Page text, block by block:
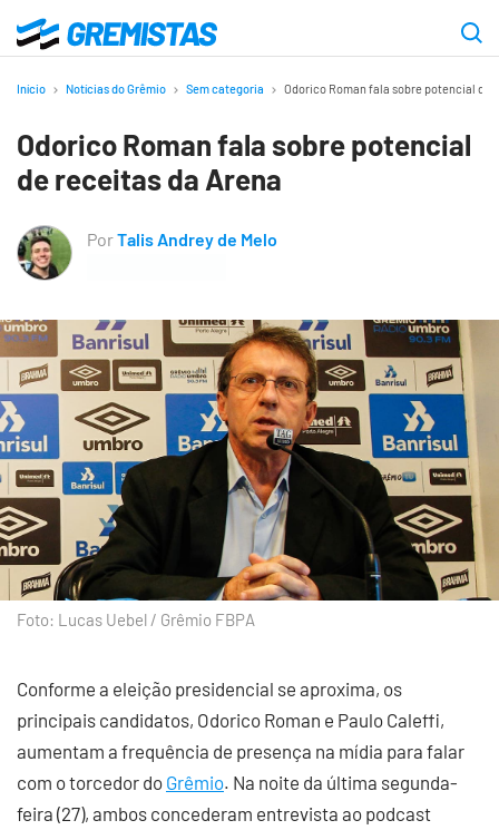
para
principal
Gremistas
Início Notícias do Grêmio Sem categoria Odorico Roman fala sobre potencial de
Odorico Roman fala sobre potencial
de receitas da Arena
PorTalis Andrey de Melo
Foto: Lucas Uebel / Grêmio FBPA
Conforme a eleição presidencial se aproxima, os
principais candidatos, Odorico Roman e Paulo Caleffi,
aumentam a frequência de presença na mídia para falar
com o torcedor do Grêmio. Na noite da última segunda-
feira (27), ambos concederam entrevista ao podcast